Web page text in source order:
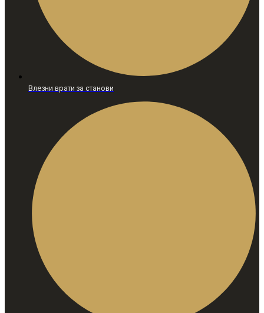
Влезни врати за станови